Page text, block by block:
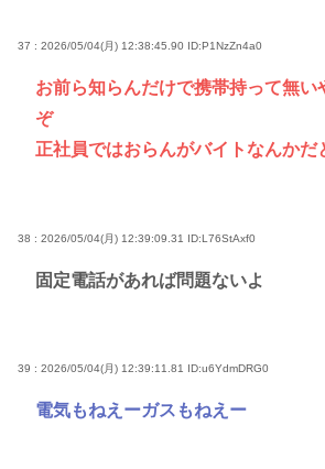
37 : 2026/05/04(月) 12:38:45.90 ID:P1NzZn4a0
お前ら知らんだけで携帯持って無い
ぞ
正社員ではおらんがバイトなんかだ
38 : 2026/05/04(月) 12:39:09.31 ID:L76StAxf0
固定電話があれば問題ないよ
39 : 2026/05/04(月) 12:39:11.81 ID:u6YdmDRG0
電気もねえーガスもねえー